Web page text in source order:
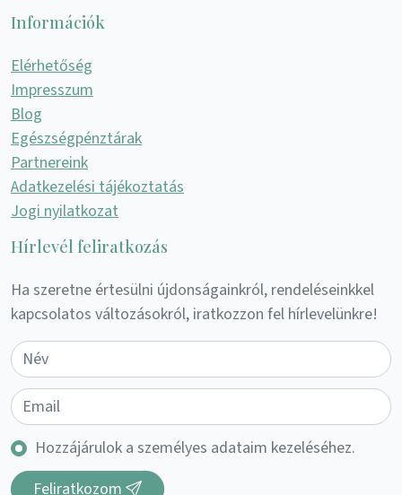
Információk
Elérhetőség
Impresszum
Blog
Egészségpénztárak
Partnereink
Adatkezelési tájékoztatás
Jogi nyilatkozat
Hírlevél feliratkozás
Ha szeretne értesülni újdonságainkról, rendeléseinkkel
kapcsolatos változásokról, iratkozzon fel hírlevelünkre!
Hozzájárulok a személyes adataim kezeléséhez.
Feliratkozom